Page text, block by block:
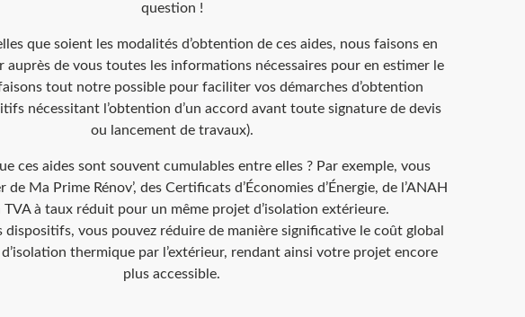
question !
que soient les modalités d’obtention de ces aides, nous faisons en
auprès de vous toutes les informations nécessaires pour en estimer le
tout notre possible pour faciliter vos démarches d’obtention
nécessitant l’obtention d’un accord avant toute signature de devis
ou lancement de travaux).
ces aides sont souvent cumulables entre elles ? Par exemple, vous
de Ma Prime Rénov’, des Certificats d’Économies d’Énergie, de l’ANAH
TVA à taux réduit pour un même projet d’isolation extérieure.
dispositifs, vous pouvez réduire de manière significative le coût global
thermique par l’extérieur, rendant ainsi votre projet encore
plus accessible.